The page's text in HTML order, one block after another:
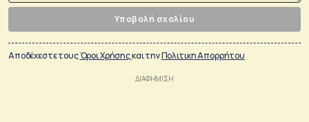
Υποβολή σχολίου
Αποδέχεστε τουςΌροι Χρήσηςκαι τηνΠολιτικη Απορρήτου